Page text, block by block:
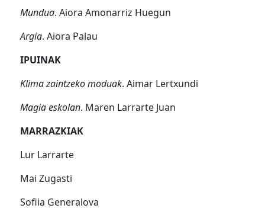
Mundua. Aiora Amonarriz Huegun
Argia. Aiora Palau
IPUINAK
Klima zaintzeko moduak. Aimar Lertxundi
Magia eskolan. Maren Larrarte Juan
MARRAZKIAK
Lur Larrarte
Mai Zugasti
Sofiia Generalova